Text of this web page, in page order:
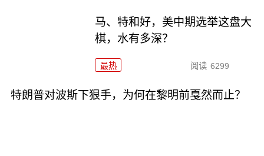
马、特和好，美中期选举这盘大
棋，水有多深？
最热 阅读 6299
特朗普对波斯下狠手，为何在黎明前戛然而止？